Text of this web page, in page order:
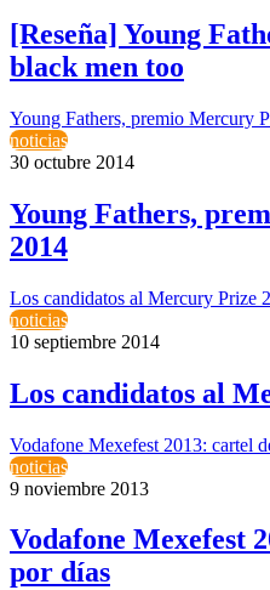
[Reseña] Young
black men too
Young Fathers, premio Mercury
noticias
30 octubre 2014
Young Fathers,
2014
Los candidatos al Mercury Prize
noticias
10 septiembre 2014
Los candidatos al
Vodafone Mexefest 2013: cartel
noticias
9 noviembre 2013
Vodafone Mexefest
por días